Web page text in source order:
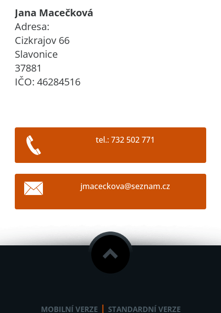
Jana Macečková
Adresa:
Cizkrajov 66
Slavonice
37881
IČO: 46284516
tel.: 732 502 771
jmaceckova@seznam.cz
MOBILNÍ VERZE | STANDARDNÍ VERZE